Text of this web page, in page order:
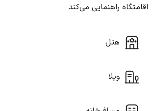
اقامتگاه راهنمایی می‌کند
هتل
ویلا